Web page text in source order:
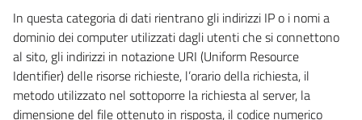
In questa categoria di dati rientrano gli indirizzi IP o i nomi a
dominio dei computer utilizzati dagli utenti che si connettono
al sito, gli indirizzi in notazione URI (Uniform Resource
Identifier) delle risorse richieste, l’orario della richiesta, il
metodo utilizzato nel sottoporre la richiesta al server, la
dimensione del file ottenuto in risposta, il codice numerico